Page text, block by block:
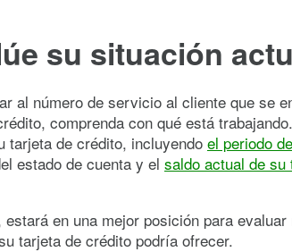
su situación
al número de servicio al cliente que se
comprenda con qué está
tarjeta de crédito, incluyendoel periodo
estado de cuenta y el saldo actual de
estará en una mejor posición para
tarjeta de crédito podría ofrecer.